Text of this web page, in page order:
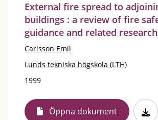
External fire spread to
buildings : a review of fire
guidance and related research
Carlsson Emil
Lunds tekniska högskola (LTH)
1999
Öppna dokument